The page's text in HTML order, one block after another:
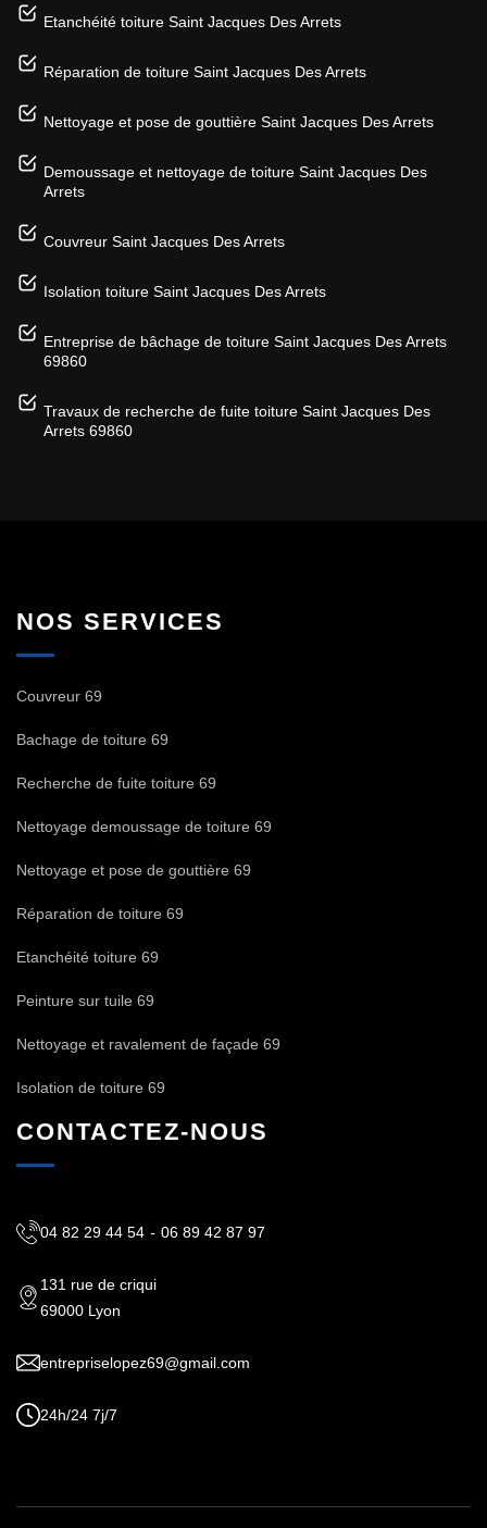
Etanchéité toiture Saint Jacques Des Arrets
Réparation de toiture Saint Jacques Des Arrets
Nettoyage et pose de gouttière Saint Jacques Des Arrets
Demoussage et nettoyage de toiture Saint Jacques Des
Arrets
Couvreur Saint Jacques Des Arrets
Isolation toiture Saint Jacques Des Arrets
Entreprise de bâchage de toiture Saint Jacques Des Arrets
69860
Travaux de recherche de fuite toiture Saint Jacques Des
Arrets 69860
NOS SERVICES
Couvreur 69
Bachage de toiture 69
Recherche de fuite toiture 69
Nettoyage demoussage de toiture 69
Nettoyage et pose de gouttière 69
Réparation de toiture 69
Etanchéité toiture 69
Peinture sur tuile 69
Nettoyage et ravalement de façade 69
Isolation de toiture 69
CONTACTEZ-NOUS
04 82 29 44 54 - 06 89 42 87 97
131 rue de criqui
69000 Lyon
entrepriselopez69@gmail.com
24h/24 7j/7